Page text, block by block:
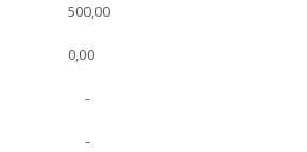
500,00
0,00
-
-